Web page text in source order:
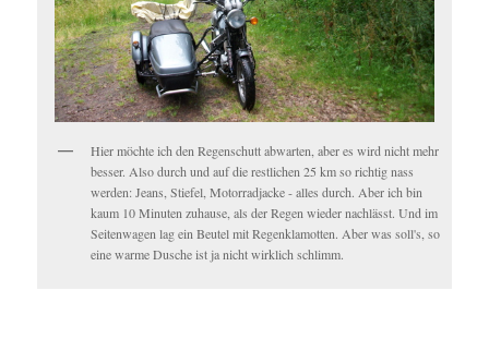
Hier möchte ich den Regenschutt abwarten, aber es wird nicht mehr
besser. Also durch und auf die restlichen 25 km so richtig nass
werden: Jeans, Stiefel, Motorradjacke - alles durch. Aber ich bin
kaum 10 Minuten zuhause, als der Regen wieder nachlässt. Und im
Seitenwagen lag ein Beutel mit Regenklamotten. Aber was soll's, so
eine warme Dusche ist ja nicht wirklich schlimm.